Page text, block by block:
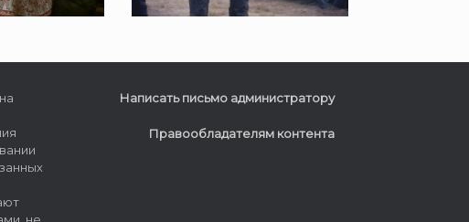
Написать письмо администратору
Правообладателям контента